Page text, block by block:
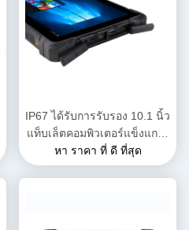
IP67 ได้รับการรับรอง 10.1 นิ้ว
แท็บเล็ตคอมพิวเตอร์แข็งแกร่ง
พร้อม RAM 8GB ROM
128GB สําหรับการใช้งาน
หา ราคา ที่ ดี ที่สุด